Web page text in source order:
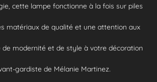
cette lampe fonctionne à la fois sur piles
matériaux de qualité et une attention aux
modernité et de style à votre décoration
gardiste de Mélanie Martinez.